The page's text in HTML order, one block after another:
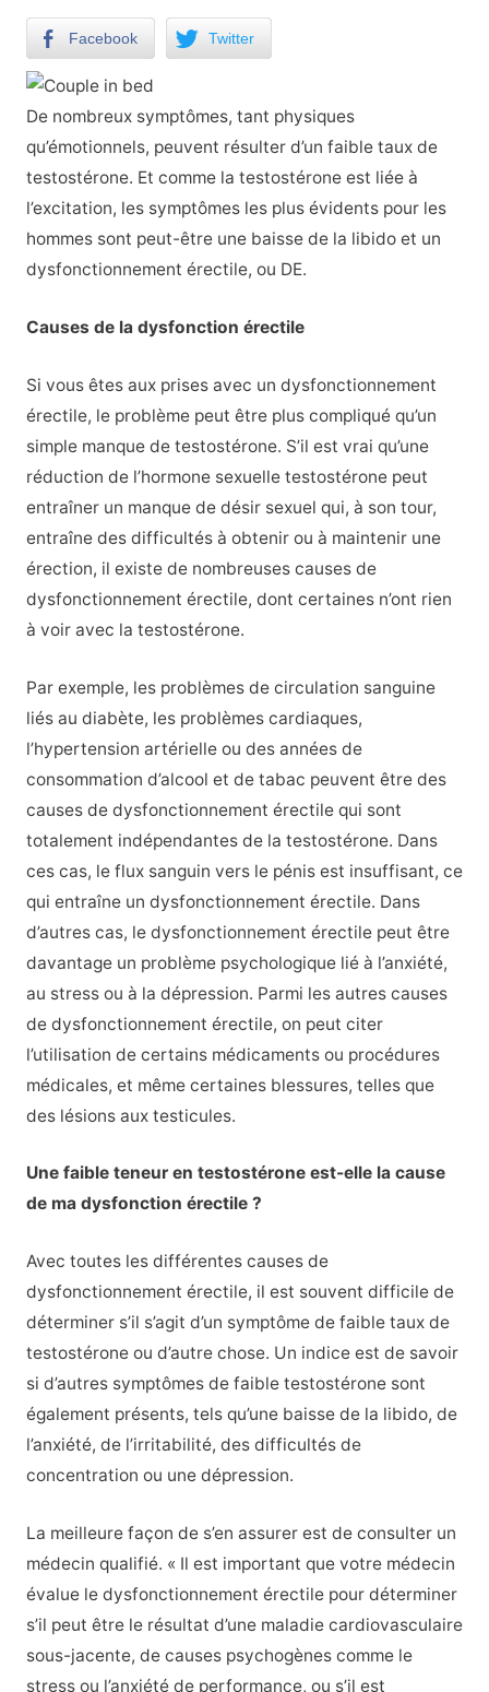
Facebook Twitter
De nombreux symptômes, tant physiques
qu’émotionnels, peuvent résulter d’un faible taux de
testostérone. Et comme la testostérone est liée à
l’excitation, les symptômes les plus évidents pour les
hommes sont peut-être une baisse de la libido et un
dysfonctionnement érectile, ou DE.
Causes de la dysfonction érectile
Si vous êtes aux prises avec un dysfonctionnement
érectile, le problème peut être plus compliqué qu’un
simple manque de testostérone. S’il est vrai qu’une
réduction de l’hormone sexuelle testostérone peut
entraîner un manque de désir sexuel qui, à son tour,
entraîne des difficultés à obtenir ou à maintenir une
érection, il existe de nombreuses causes de
dysfonctionnement érectile, dont certaines n’ont rien
à voir avec la testostérone.
Par exemple, les problèmes de circulation sanguine
liés au diabète, les problèmes cardiaques,
l’hypertension artérielle ou des années de
consommation d’alcool et de tabac peuvent être des
causes de dysfonctionnement érectile qui sont
totalement indépendantes de la testostérone. Dans
ces cas, le flux sanguin vers le pénis est insuffisant, ce
qui entraîne un dysfonctionnement érectile. Dans
d’autres cas, le dysfonctionnement érectile peut être
davantage un problème psychologique lié à l’anxiété,
au stress ou à la dépression. Parmi les autres causes
de dysfonctionnement érectile, on peut citer
l’utilisation de certains médicaments ou procédures
médicales, et même certaines blessures, telles que
des lésions aux testicules.
Une faible teneur en testostérone est-elle la cause
de ma dysfonction érectile ?
Avec toutes les différentes causes de
dysfonctionnement érectile, il est souvent difficile de
déterminer s’il s’agit d’un symptôme de faible taux de
testostérone ou d’autre chose. Un indice est de savoir
si d’autres symptômes de faible testostérone sont
également présents, tels qu’une baisse de la libido, de
l’anxiété, de l’irritabilité, des difficultés de
concentration ou une dépression.
La meilleure façon de s’en assurer est de consulter un
médecin qualifié. « Il est important que votre médecin
évalue le dysfonctionnement érectile pour déterminer
s’il peut être le résultat d’une maladie cardiovasculaire
sous-jacente, de causes psychogènes comme le
stress ou l’anxiété de performance, ou s’il est